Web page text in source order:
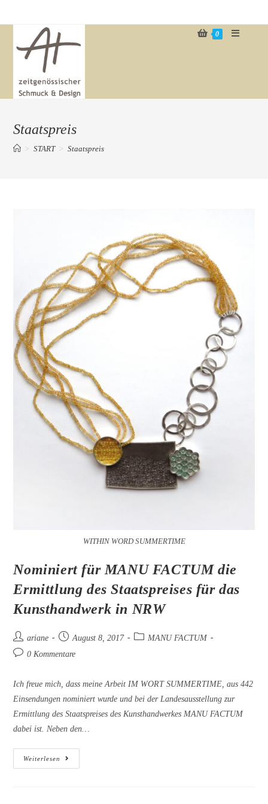
0
Staatspreis
> START > Staatspreis
WITHIN WORD SUMMERTIME
Nominiert für MANU FACTUM die
Ermittlung des Staatspreises für das
Kunsthandwerk in NRW
Beitrags-
Autor:
ariane
BeitragAugust 8, 2017
Beitrags-
MANU FACTUM
Beitrags-
0 Kommentare
Ich freue mich, dass meine Arbeit IM WORT SUMMERTIME, aus 442
Einsendungen nominiert wurde und bei der Landesausstellung zur
Ermittlung des Staatspreises des Kunsthandwerkes MANU FACTUM
dabei ist. Neben den…
Weiterlesen
Nominiert
Für